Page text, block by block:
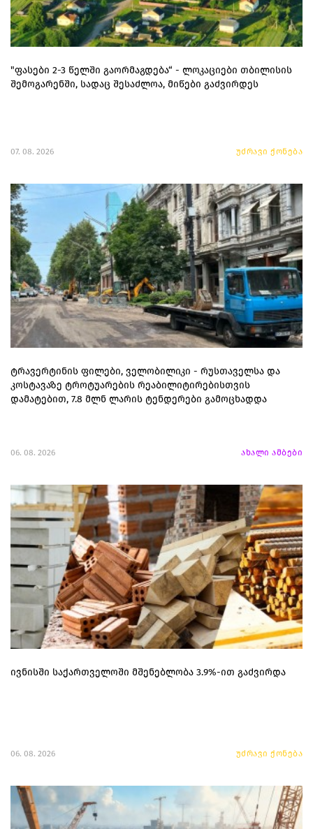
"ფასები 2-3 წელში გაორმაგდება“ - ლოკაციები თბილისის
შემოგარენში, სადაც შესაძლოა, მიწები გაძვირდეს
07. 08. 2026 უძრავი ქონება
ტრავერტინის ფილები, ველობილიკი - რუსთაველსა და
კოსტავაზე ტროტუარების რეაბილიტირებისთვის
დამატებით, 7.8 მლნ ლარის ტენდერები გამოცხადდა
06. 08. 2026 ახალი ამბები
ივნისში საქართველოში მშენებლობა 3.9%-ით გაძვირდა
06. 08. 2026 უძრავი ქონება